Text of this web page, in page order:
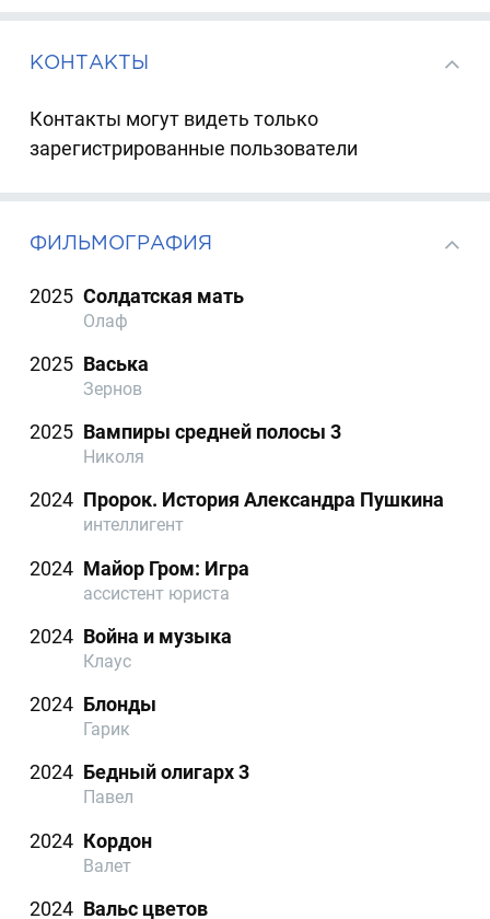
КОНТАКТЫ
Контакты могут видеть только
зарегистрированные пользователи
ФИЛЬМОГРАФИЯ
2025 Солдатская мать
Олаф
2025 Васька
Зернов
2025 Вампиры средней полосы 3
Николя
2024 Пророк. История Александра Пушкина
интеллигент
2024 Майор Гром: Игра
ассистент юриста
2024 Война и музыка
Клаус
2024 Блонды
Гарик
2024 Бедный олигарх 3
Павел
2024 Кордон
Валет
2024 Вальс цветов